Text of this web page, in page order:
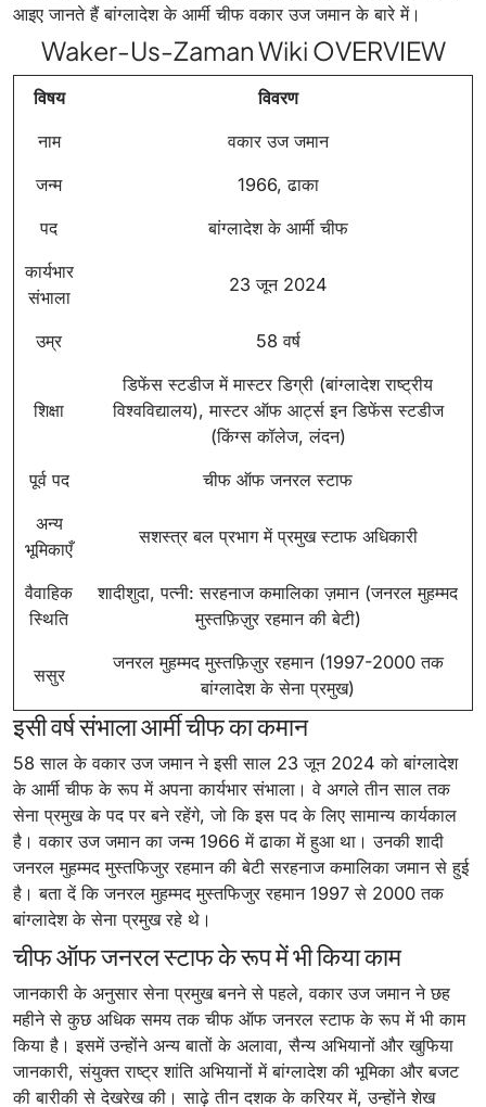
आइए जानते हैं बांग्लादेश के आर्मी चीफ वकार उज जमान के बारे में।
Waker-Us-Zaman Wiki OVERVIEW
विषय
विवरण
नाम
वकार उज जमान
जन्म
1966, ढाका
पद
बांग्लादेश के आर्मी चीफ
कार्यभार
संभाला
23 जून 2024
उम्र 58 वर्ष
शिक्षा
डिफेंस स्टडीज में मास्टर डिग्री (बांग्लादेश राष्ट्रीय
विश्वविद्यालय), मास्टर ऑफ आर्ट्स इन डिफेंस स्टडीज
(किंग्स कॉलेज, लंदन)
पूर्व पद
चीफ ऑफ जनरल स्टाफ
अन्य
भूमिकाएँ
सशस्त्र बल प्रभाग में प्रमुख स्टाफ अधिकारी
वैवाहिक
स्थिति
शादीशुदा, पत्नी: सरहनाज कमालिका ज़मान (जनरल मुहम्मद
मुस्तफ़िज़ुर रहमान की बेटी)
ससुर
जनरल मुहम्मद मुस्तफ़िज़ुर रहमान (1997-2000 तक
बांग्लादेश के सेना प्रमुख)
इसी वर्ष संभाला आर्मी चीफ का कमान
58 साल के वकार उज जमान ने इसी साल 23 जून 2024 को बांग्लादेश
के आर्मी चीफ के रूप में अपना कार्यभार संभाला। वे अगले तीन साल तक
सेना प्रमुख के पद पर बने रहेंगे, जो कि इस पद के लिए सामान्य कार्यकाल
है। वकार उज जमान का जन्म 1966 में ढाका में हुआ था। उनकी शादी
जनरल मुहम्मद मुस्तफिजुर रहमान की बेटी सरहनाज कमालिका जमान से हुई
है। बता दें कि जनरल मुहम्मद मुस्तफिजुर रहमान 1997 से 2000 तक
बांग्लादेश के सेना प्रमुख रहे थे।
चीफ ऑफ जनरल स्टाफ के रूप में भी किया काम
जानकारी के अनुसार सेना प्रमुख बनने से पहले, वकार उज जमान ने छह
महीने से कुछ अधिक समय तक चीफ ऑफ जनरल स्टाफ के रूप में भी काम
किया है। इसमें उन्होंने अन्य बातों के अलावा, सैन्य अभियानों और खुफिया
जानकारी, संयुक्त राष्ट्र शांति अभियानों में बांग्लादेश की भूमिका और बजट
की बारीकी से देखरेख की। साढ़े तीन दशक के करियर में, उन्होंने शेख